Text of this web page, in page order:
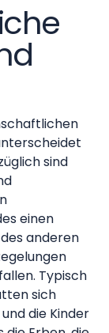
sind
einen
anderen
Typisch
sich
die Kinder